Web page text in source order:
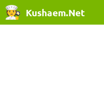
Kushaem.Net